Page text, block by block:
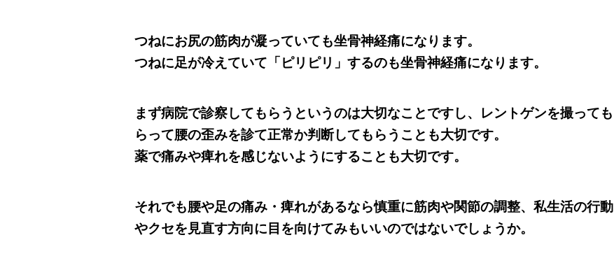
つねにお尻の筋肉が凝っていても坐骨神経痛になります。
つねに足が冷えていて「ピリピリ」するのも坐骨神経痛になります。
まず病院で診察してもらうというのは大切なことですし、レントゲンを撮っても
らって腰の歪みを診て正常か判断してもらうことも大切です。
薬で痛みや痺れを感じないようにすることも大切です。
それでも腰や足の痛み・痺れがあるなら慎重に筋肉や関節の調整、私生活の行動
やクセを見直す方向に目を向けてみもいいのではないでしょうか。